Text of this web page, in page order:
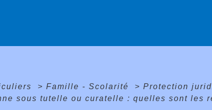
> Famille - Scolarité > Protection
sous tutelle ou curatelle : quelles sont les